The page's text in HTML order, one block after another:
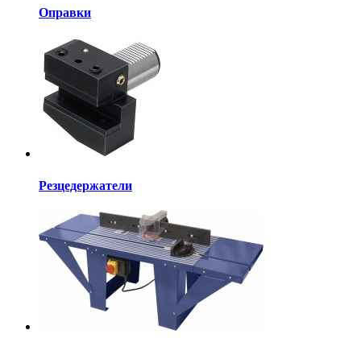
Оправки
Резцедержатели